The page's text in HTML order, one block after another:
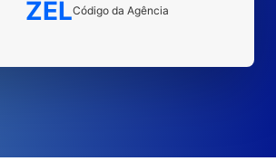
ZELCódigo da Agência